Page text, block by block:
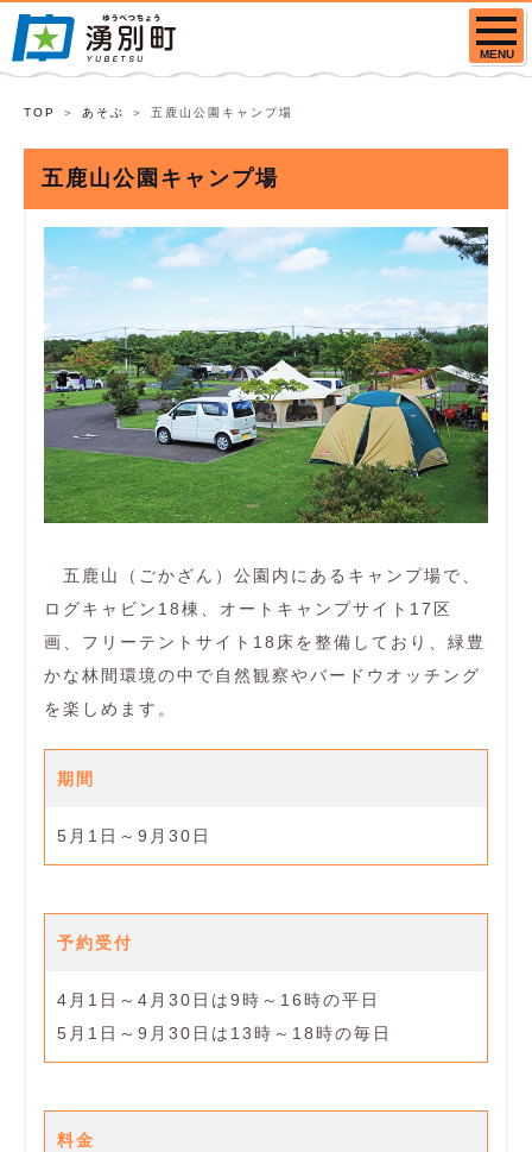
MENU
TOP あそぶ 五鹿山公園キャンプ場
五鹿山公園キャンプ場
五鹿山（ごかざん）公園内にあるキャンプ場で、
ログキャビン18棟、オートキャンプサイト17区
画、フリーテントサイト18床を整備しており、緑豊
かな林間環境の中で自然観察やバードウオッチング
を楽しめます。
期間
5月1日～9月30日
予約受付
4月1日～4月30日は9時～16時の平日
5月1日～9月30日は13時～18時の毎日
料金